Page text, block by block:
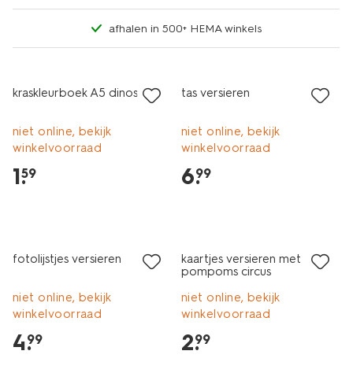
afhalen in 500+ HEMA winkels
kraskleurboek A5 dinos
niet online, bekijk
winkelvoorraad
1.
59
tas versieren
niet online, bekijk
winkelvoorraad
6.
99
fotolijstjes versieren
niet online, bekijk
winkelvoorraad
4.
99
kaartjes versieren met
pompoms circus
niet online, bekijk
winkelvoorraad
2.
99